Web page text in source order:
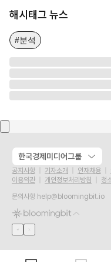
해시태그 뉴스
#분석
한국경제미디어그룹
공지사항 기자소개 인재채용
이용약관
개인정보처리방침 청
문의사항 help@bloomingbit.io